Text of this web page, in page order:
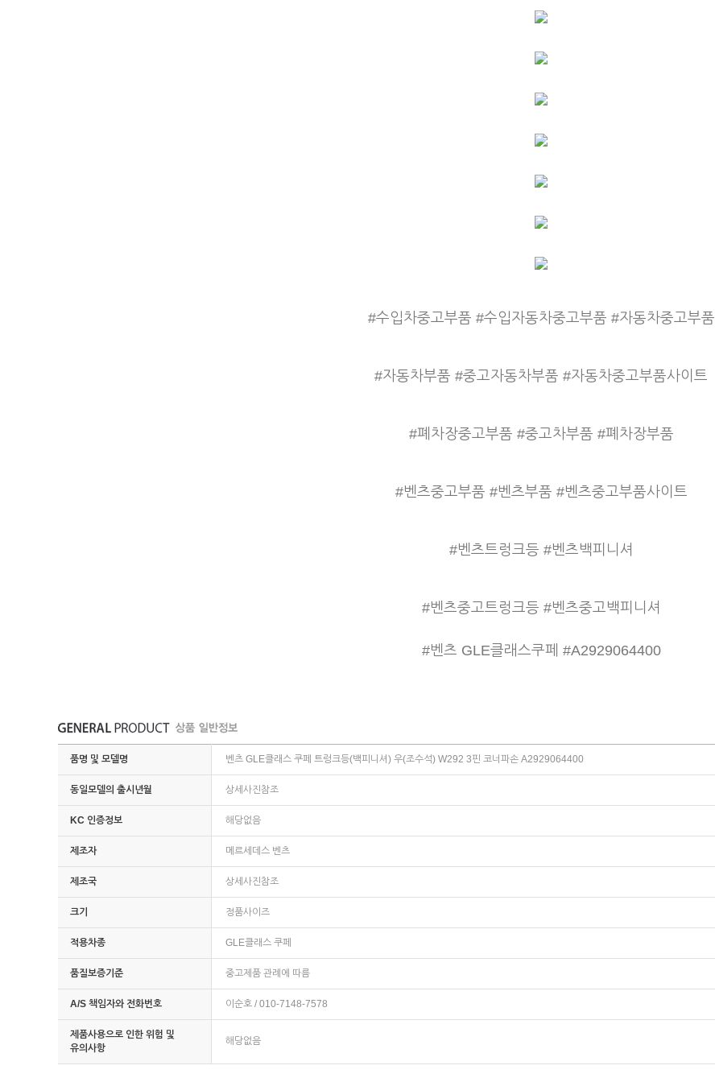
#수입차중고부품 #수입자동차중고부품 #자동차중고부품
#자동차부품 #중고자동차부품 #자동차중고부품사이트
#폐차장중고부품 #중고차부품 #폐차장부품
#벤츠중고부품 #벤츠부품 #벤츠중고부품사이트
#벤츠트렁크등 #벤츠백피니셔
#벤츠중고트렁크등 #벤츠중고백피니셔
#벤츠 GLE클래스쿠페 #A2929064400
품명 및 모델명 벤츠 GLE클래스 쿠페 트렁크등(백피니셔) 우(조수석) W292 3핀 코너파손 A2929064400
동일모델의 출시년월 상세사진참조
KC 인증정보 해당없음
제조자 메르세데스 벤츠
제조국 상세사진참조
크기 정품사이즈
적용차종 GLE클래스 쿠페
품질보증기준 중고제품 관례에 따름
A/S 책임자와 전화번호 이순호 / 010-7148-7578
제품사용으로 인한 위험 및
유의사항
해당없음